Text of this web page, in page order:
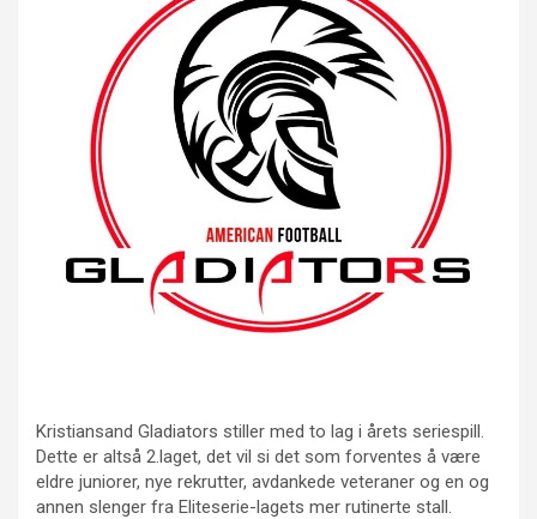
Kristiansand Gladiators stiller med to lag i årets seriespill.
Dette er altså 2.laget, det vil si det som forventes å være
eldre juniorer, nye rekrutter, avdankede veteraner og en og
annen slenger fra Eliteserie-lagets mer rutinerte stall.